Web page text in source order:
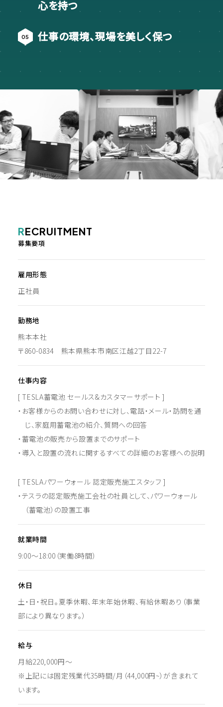
心を持つ
仕事の環境、現場を美しく保つ
RECRUITMENT
募集要項
雇用形態
正社員
勤務地
熊本本社
〒860-0834 熊本県熊本市南区江越2丁目22-7
仕事内容
[ TESLA蓄電池 セールス&カスタマーサポート ]
お客様からのお問い合わせに対し、電話・メール・訪問を通
じ、家庭用蓄電池の紹介、質問への回答
蓄電池の販売から設置までのサポート
導入と設置の流れに関するすべての詳細のお客様への説明
[ TESLAパワーウォール 認定販売施工スタッフ ]
テスラの認定販売施工会社の社員として、パワーウォール
（蓄電池）の設置工事
就業時間
9:00～18:00（実働8時間）
休日
土・日・祝日。夏季休暇、年末年始休暇、有給休暇あり（事業
部により異なります。）
給与
月給220,000円〜
※上記には固定残業代35時間/月（44,000円~）が含まれて
います。